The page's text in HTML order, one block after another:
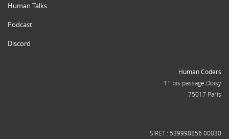
Human Talks
Podcast
Discord
Human Coders
11 bis passage Doisy
75017 Paris
SIRET : 539998856 00030